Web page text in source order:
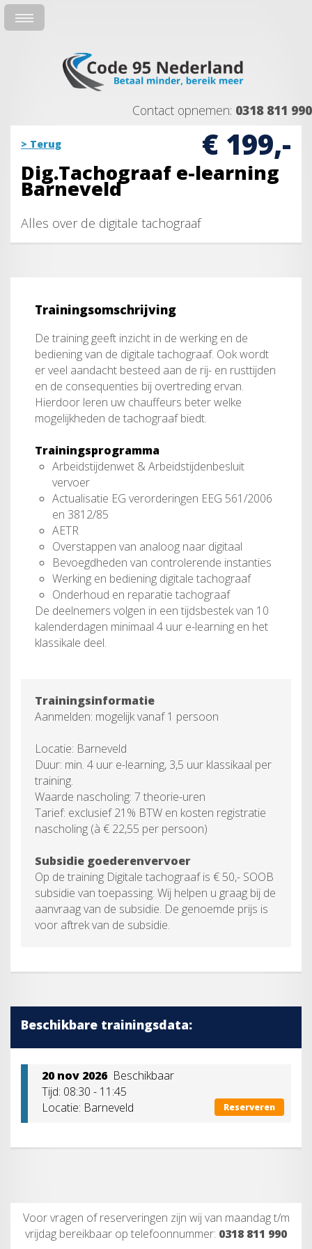
Contact opnemen: 0318 811 990
€ 199,-
> Terug
Dig.Tachograaf e-learning
Barneveld
Alles over de digitale tachograaf
Trainingsomschrijving
De training geeft inzicht in de werking en de
bediening van de digitale tachograaf. Ook wordt
er veel aandacht besteed aan de rij- en rusttijden
en de consequenties bij overtreding ervan.
Hierdoor leren uw chauffeurs beter welke
mogelijkheden de tachograaf biedt.
Trainingsprogramma
Arbeidstijdenwet & Arbeidstijdenbesluit
vervoer
Actualisatie EG verorderingen EEG 561/2006
en 3812/85
AETR
Overstappen van analoog naar digitaal
Bevoegdheden van controlerende instanties
Werking en bediening digitale tachograaf
Onderhoud en reparatie tachograaf
De deelnemers volgen in een tijdsbestek van 10
kalenderdagen minimaal 4 uur e-learning en het
klassikale deel.
Trainingsinformatie
Aanmelden: mogelijk vanaf 1 persoon
Locatie: Barneveld
Duur: min. 4 uur e-learning, 3,5 uur klassikaal per
training.
Waarde nascholing: 7 theorie-uren
Tarief: exclusief 21% BTW en kosten registratie
nascholing (à € 22,55 per persoon)
Subsidie goederenvervoer
Op de training Digitale tachograaf is € 50,- SOOB
subsidie van toepassing. Wij helpen u graag bij de
aanvraag van de subsidie. De genoemde prijs is
voor aftrek van de subsidie.
Beschikbare trainingsdata:
20 nov 2026 Beschikbaar
Tijd: 08:30 - 11:45
Locatie: Barneveld
Reserveren
Voor vragen of reserveringen zijn wij van maandag t/m
vrijdag bereikbaar op telefoonnummer: 0318 811 990